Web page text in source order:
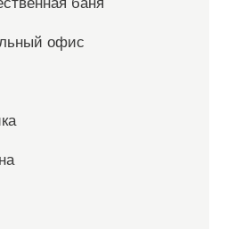
офис